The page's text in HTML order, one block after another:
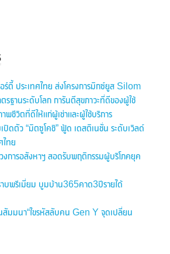
ร์ตี้ ประเทศไทย ส่งโครงการมิกซ์ยูส Silom
ฐานระดับโลก การันตีสุขภาวะที่ดีของผู้ใช้
ชีวิตที่ดีให้แก่ผู้เช่าและผู้ใช้บริการ
ปิดตัว “มิตซูโคชิ” ฟู้ด เดสติเนชั่น ระดับเวิลด์
ไทย
การอสังหาฯ สอดรับพฤติกรรมผู้บริโภคยุค
บพรีเมี่ยม บูมบ้าน365คาด3ปีรายได้
มมนา“ไขรหัสลับคน Gen Y จุดเปลี่ยน